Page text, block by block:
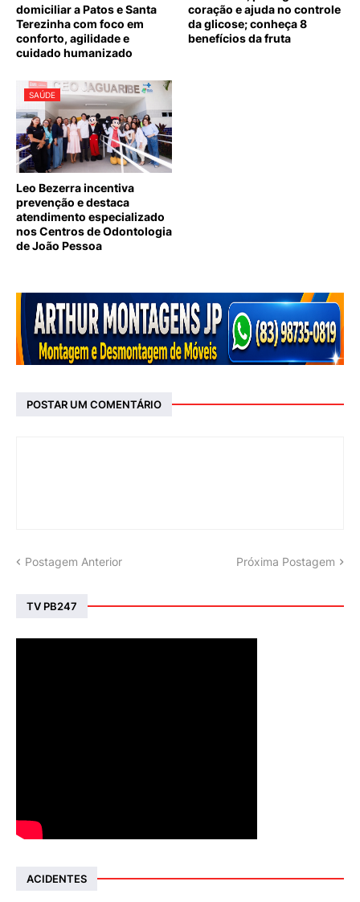
domiciliar a Patos e Santa
Terezinha com foco em
conforto, agilidade e
cuidado humanizado
coração e ajuda no controle
da glicose; conheça 8
benefícios da fruta
SAÚDE
Leo Bezerra incentiva
prevenção e destaca
atendimento especializado
nos Centros de Odontologia
de João Pessoa
POSTAR UM COMENTÁRIO
Postagem Anterior Próxima Postagem
TV PB247
ACIDENTES